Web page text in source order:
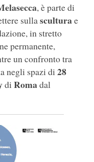
, è parte di
sullasculturae
in stretto
permanente,
un confronto tra
negli spazi di 28
di Romadal